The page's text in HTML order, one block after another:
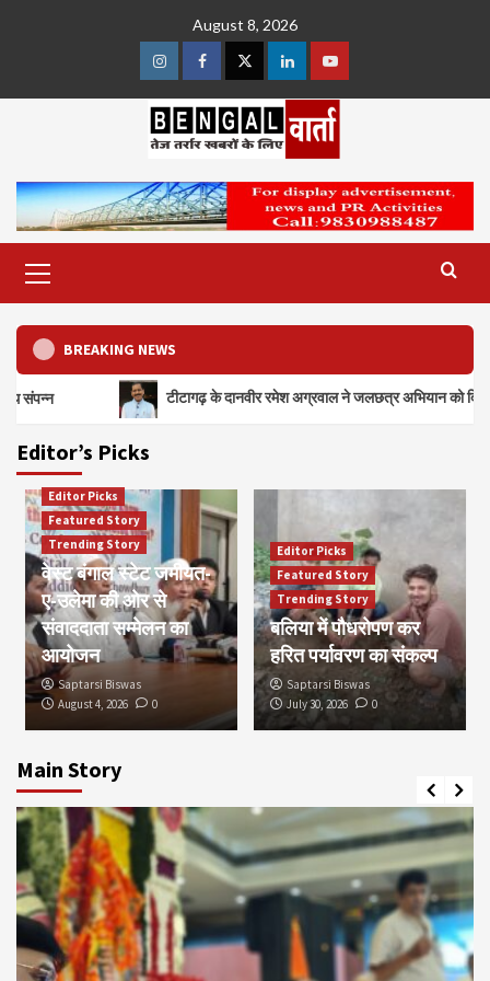
August 8, 2026
InstagramFacebookTwitterLinkedinYoutube
Menu
BREAKING NEWS
टीटागढ़ के दानवीर रमेश अग्रवाल ने जलछत्र अभियान को दिया 300 लीटर पानी का
Main Story
Editor’s Picks
Editor Picks
Featured Story
Trending Story
वेस्ट बंगाल स्टेट जमीयत-
ए-उलेमा की ओर से
संवाददाता सम्मेलन का
आयोजन
Saptarsi Biswas
August 4, 2026
0
Editor Picks
Featured Story
Trending Story
बलिया में पौधरोपण कर
हरित पर्यावरण का संकल्प
Saptarsi Biswas
July 30, 2026
0